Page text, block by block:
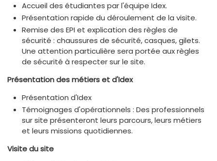
Accueil des étudiantes par l'équipe Idex.
Présentation rapide du déroulement de la visite.
Remise des EPI et explication des règles de
sécurité : chaussures de sécurité, casques, gilets.
Une attention particulière sera portée aux règles
de sécurité à respecter sur le site.
Présentation des métiers et d'Idex
Présentation d'Idex
Témoignages d'opérationnels : Des professionnels
sur site présenteront leurs parcours, leurs métiers
et leurs missions quotidiennes.
Visite du site